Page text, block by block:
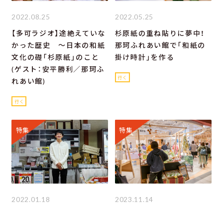
2022.08.25
【多可ラジオ】途絶えていな
かった歴史 ～日本の和紙
文化の礎「杉原紙」のこと
(ゲスト：安平勝利／那珂ふ
れあい館)
行く
2022.05.25
杉原紙の重ね貼りに夢中！
那珂ふれあい館で「和紙の
掛け時計」を作る
行く
特集
2022.01.18
特集
2023.11.14